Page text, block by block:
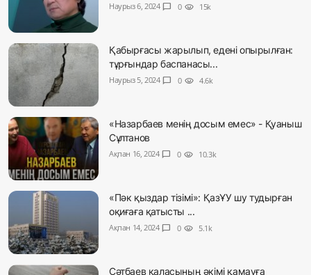
Наурыз 6, 2024 chat_bubble 0 visibility 15k
Қабырғасы жарылып, едені опырылған:
тұрғындар баспанасы...
Наурыз 5, 2024 chat_bubble 0 visibility 4.6k
«Назарбаев менің досым емес» - Қуаныш
Сұлтанов
Ақпан 16, 2024 chat_bubble 0 visibility 10.3k
«Пәк қыздар тізімі»: ҚазҰУ шу тудырған
оқиғаға қатысты ...
Ақпан 14, 2024 chat_bubble 0 visibility 5.1k
Сәтбаев қаласының әкімі қамауға